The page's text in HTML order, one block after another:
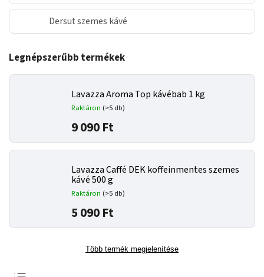
Dersut szemes kávé
Legnépszerűbb termékek
Lavazza Aroma Top kávébab 1 kg
Raktáron (>5 db)
9 090 Ft
Lavazza Caffé DEK koffeinmentes szemes
kávé 500 g
Raktáron (>5 db)
5 090 Ft
Több termék megjelenítése